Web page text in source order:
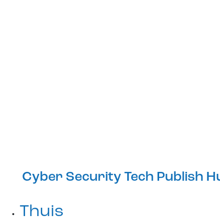
Cyber Security Tech Publish
Thuis